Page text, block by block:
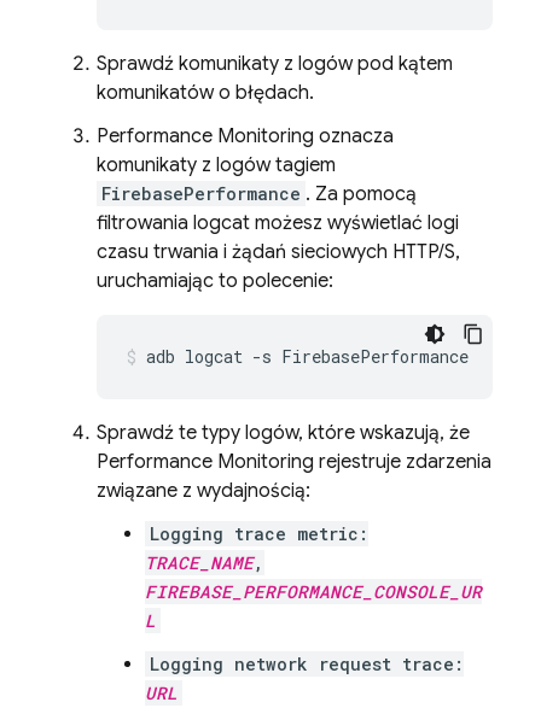
Sprawdź komunikaty z logów pod kątem
komunikatów o błędach.
Performance Monitoring oznacza
komunikaty z logów tagiem
FirebasePerformance . Za pomocą
filtrowania logcat możesz wyświetlać logi
czasu trwania i żądań sieciowych HTTP/S,
uruchamiając to polecenie:
adb logcat -s FirebasePerformance
Sprawdź te typy logów, które wskazują, że
Performance Monitoring rejestruje zdarzenia
związane z wydajnością:
Logging trace metric:
TRACE_NAME,
FIREBASE_PERFORMANCE_CONSOLE_UR
L
Logging network request trace:
URL